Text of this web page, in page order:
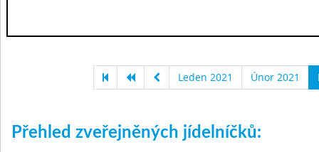
Leden 2021 Únor 2021
Přehled zveřejněných jídelníčků: